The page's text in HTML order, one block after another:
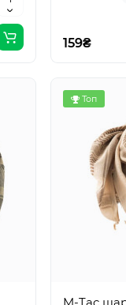
159₴
Топ